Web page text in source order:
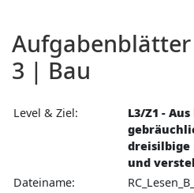
3 | Bau
Level & Ziel:
L3/Z1 -
dreisilbige
und
Dateiname: